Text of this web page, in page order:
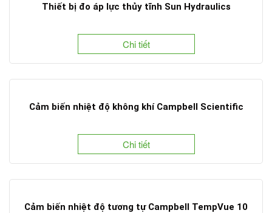
Thiết bị đo áp lực thủy tĩnh Sun Hydraulics
Chi tiết
Cảm biến nhiệt độ không khí Campbell Scientific
Chi tiết
Cảm biến nhiệt độ tương tự Campbell TempVue 10